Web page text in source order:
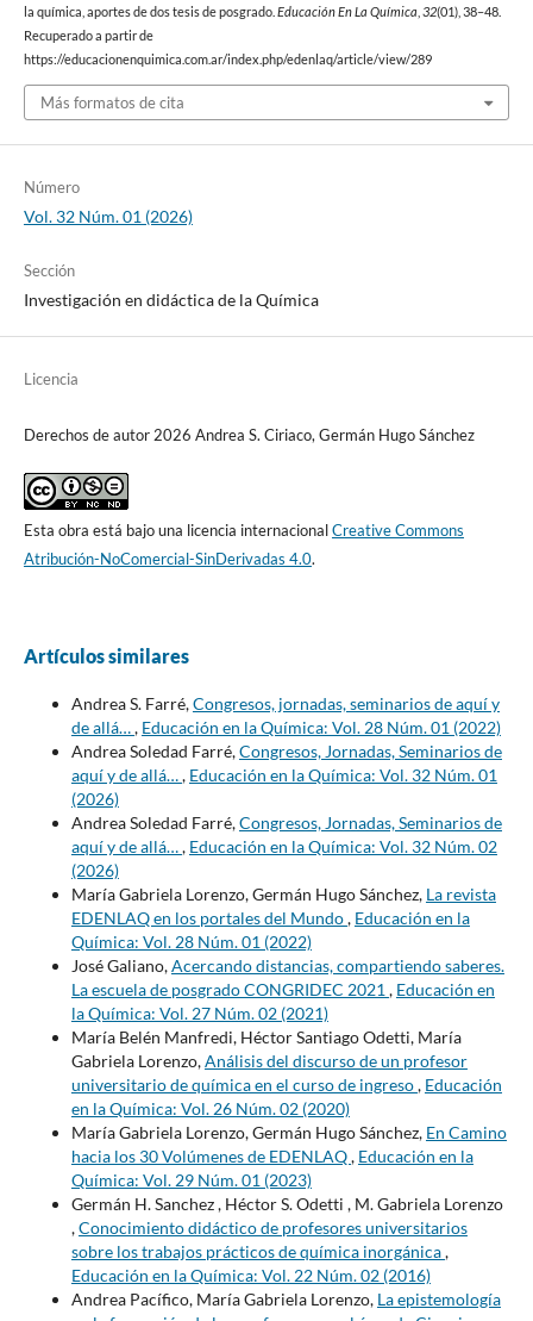
la química, aportes de dos tesis de posgrado. Educación En La Química 32(01), 38–48.
Recuperado a partir de
https://educacionenquimica.com.ar/index.php/edenlaq/article/view/289
Más formatos de cita
Número
Vol. 32 Núm. 01 (2026)
Sección
Investigación en didáctica de la Química
Licencia
Derechos de autor 2026 Andrea S. Ciriaco, Germán Hugo Sánchez
Esta obra está bajo una licencia internacionalCreative Commons
Atribución-NoComercial-SinDerivadas 4.0.
Artículos similares
Andrea S. Farré,Congresos, jornadas, seminarios de aquí y
de allá…, Educación en la Química: Vol. 28 Núm. 01 (2022)
Andrea Soledad Farré,Congresos, Jornadas, Seminarios de
aquí y de allá…, Educación en la Química: Vol. 32 Núm. 01
(2026)
Andrea Soledad Farré,Congresos, Jornadas, Seminarios de
aquí y de allá…, Educación en la Química: Vol. 32 Núm. 02
(2026)
María Gabriela Lorenzo, Germán Hugo Sánchez, La revista
EDENLAQ en los portales del Mundo, Educación en la
Química: Vol. 28 Núm. 01 (2022)
José Galiano,Acercando distancias, compartiendo saberes.
La escuela de posgrado CONGRIDEC 2021 , Educación en
la Química: Vol. 27 Núm. 02 (2021)
María Belén Manfredi, Héctor Santiago Odetti, María
Gabriela Lorenzo,Análisis del discurso de un profesor
universitario de química en el curso de ingreso, Educación
en la Química: Vol. 26 Núm. 02 (2020)
María Gabriela Lorenzo, Germán Hugo Sánchez, En Camino
hacia los 30 Volúmenes de EDENLAQ, Educación en la
Química: Vol. 29 Núm. 01 (2023)
Germán H. Sanchez , Héctor S. Odetti , M. Gabriela Lorenzo
,Conocimiento didáctico de profesores universitarios
sobre los trabajos prácticos de química inorgánica,
Educación en la Química: Vol. 22 Núm. 02 (2016)
Andrea Pacífico, María Gabriela Lorenzo, La epistemología